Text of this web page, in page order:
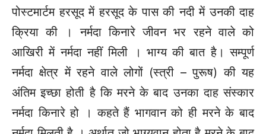
पोस्टमार्टम हरसूद में हरसूद के पास की नदी में उनकी दाह
क्रिया की । नर्मदा किनारे जीवन भर रहने वाले को
आखिरी में नर्मदा नहीं मिली । भाग्य की बात है। सम्पूर्ण
नर्मदा क्षेत्र में रहने वाले लोगों (स्त्री – पुरूष) की यह
अंतिम इच्छा होती है कि मरने के बाद उनका दाह संस्कार
नर्मदा किनारे हो । कहते हैं भागवान को ही मरने के बाद